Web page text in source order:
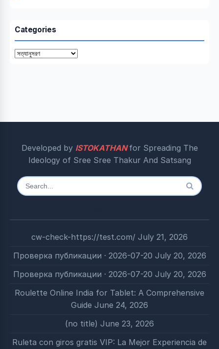
Categories
Categories
Developed by ISTOKATHAN for Spreading The
Ideology of Sree Sree Thakur And Satsang
Search
cw-check-https://test.com/ July 21, 2026
Проверка публикации · 2026-07-20 July 20, 2026
Проверка публикации · 2026-07-20 July 20, 2026
Roulette Online India for Tablet: A Comprehensive
Guide June 24, 2026
(no title) June 23, 2026
Ruleta con giros gratis VIP: La Mejor Experiencia de